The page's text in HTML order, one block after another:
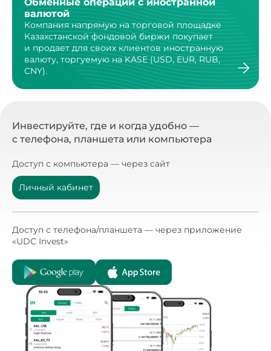
валютой
Компания напрямую на торговой площадке
Казахстанскойфондовой биржи покупает
и продает для своих клиентовиностранную
валюту, торгуемую на KASE (USD, EUR, RUB,
CNY).
Инвестируйте, где и когда удобно —
с телефона, планшета или компьютера
Доступ с компьютера — через сайт
Личный кабинет
Доступ с телефона/планшета — через приложение
«UDC Invest»